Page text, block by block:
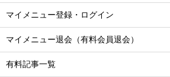
マイメニュー登録・ログイン
マイメニュー退会（有料会員退会）
有料記事一覧